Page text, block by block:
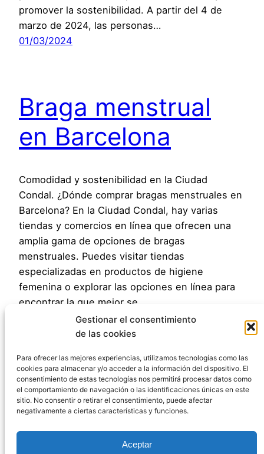
Gestionar el consentimiento
de las cookies
Para ofrecer las mejores experiencias, utilizamos tecnologías como las
cookies para almacenar y/o acceder a la información del dispositivo. El
consentimiento de estas tecnologías nos permitirá procesar datos como
el comportamiento de navegación o las identificaciones únicas en este
sitio. No consentir o retirar el consentimiento, puede afectar
negativamente a ciertas características y funciones.
Aceptar
promover la sostenibilidad. A partir del 4 de
marzo de 2024, las personas…
01/03/2024
Braga menstrual
en Barcelona
Comodidad y sostenibilidad en la Ciudad
Condal. ¿Dónde comprar bragas menstruales en
Barcelona? En la Ciudad Condal, hay varias
tiendas y comercios en línea que ofrecen una
amplia gama de opciones de bragas
menstruales. Puedes visitar tiendas
especializadas en productos de higiene
femenina o explorar las opciones en línea para
encontrar la que mejor se…